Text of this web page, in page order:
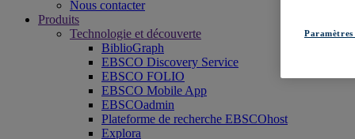
Nous contacter
Produits
Technologie et découverte
BiblioGraph
EBSCO Discovery Service
EBSCO FOLIO
EBSCO Mobile App
EBSCOadmin
Plateforme de recherche EBSCOhost
Explora
Paramètres